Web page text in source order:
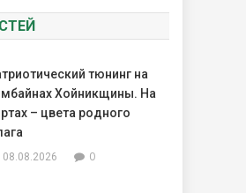
тюнинг на
Хойникщины. На
– цвета родного
08.08.2026 0